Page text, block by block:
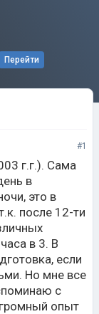
Перейти
#1
г.г.). Сама
в
это в
после 12-ти
в 3. В
если
Но мне все
с
опыт